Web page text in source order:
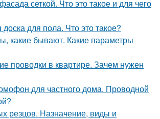
сеткой. Что это такое и для чего
для пола. Что это такое?
какие бывают. Какие параметры
проводки в квартире. Зачем нужен
для частного дома. Проводной
резцов. Назначение, виды и